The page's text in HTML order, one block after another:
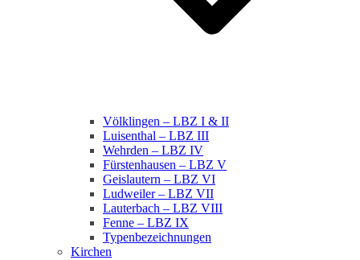
Völklingen – LBZ I & II
Luisenthal – LBZ III
Wehrden – LBZ IV
Fürstenhausen – LBZ V
Geislautern – LBZ VI
Ludweiler – LBZ VII
Lauterbach – LBZ VIII
Fenne – LBZ IX
Typenbezeichnungen
Kirchen